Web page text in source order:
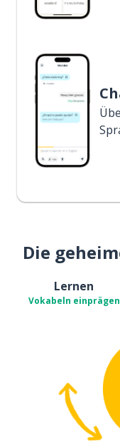
Die
Lernen
Vokabeln einprägen